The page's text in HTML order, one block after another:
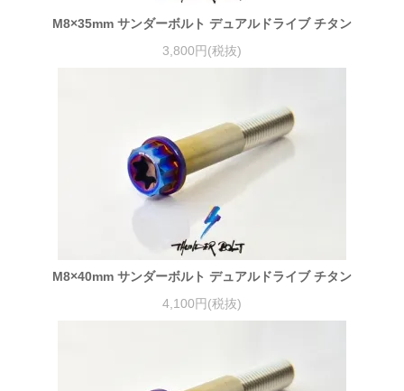
M8×35mm サンダーボルト デュアルドライブ チタン
3,800円(税抜)
M8×40mm サンダーボルト デュアルドライブ チタン
4,100円(税抜)